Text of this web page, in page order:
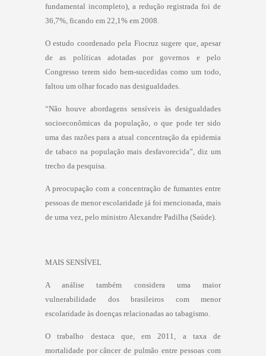
fundamental incompleto), a redução registrada foi de
36,7%, ficando em 22,1% em 2008.
O estudo coordenado pela Fiocruz sugere que, apesar
de as políticas adotadas por governos e pelo
Congresso terem sido bem-sucedidas como um todo,
faltou um olhar focado nas desigualdades.
“Não houve abordagens sensíveis às desigualdades
socioeconômicas da população, o que pode ter sido
uma das razões para a atual concentração da epidemia
de tabaco na população mais desfavorecida”, diz um
trecho da pesquisa.
A preocupação com a concentração de fumantes entre
pessoas de menor escolaridade já foi mencionada, mais
de uma vez, pelo ministro Alexandre Padilha (Saúde).
MAIS SENSÍVEL
A análise também considera uma maior
vulnerabilidade dos brasileiros com menor
escolaridade às doenças relacionadas ao tabagismo.
O trabalho destaca que, em 2011, a taxa de
mortalidade por câncer de pulmão entre pessoas com